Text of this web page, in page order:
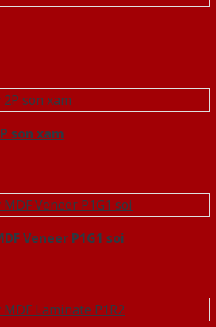
son xam
Veneer P1G1 soi